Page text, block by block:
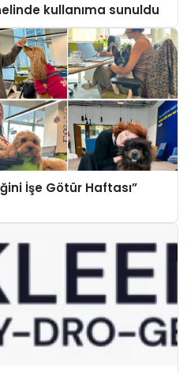
kullanıma sunuldu
İşe Götür Haftası”